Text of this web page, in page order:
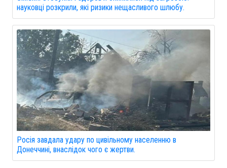
науковці розкрили, які ризики нещасливого шлюбу.
Росія завдала удару по цивільному населенню в
Донеччині, внаслідок чого є жертви.